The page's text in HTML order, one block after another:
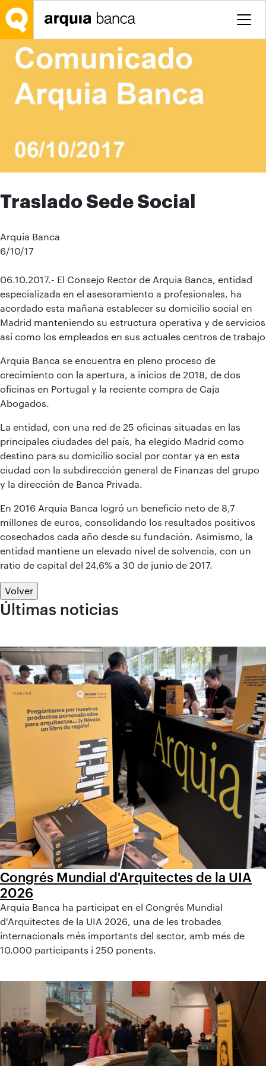
Salta al contingut principal
Traslado Sede Social
Arquia Banca
6/10/17
06.10.2017.- El Consejo Rector de Arquia Banca, entidad
especializada en el asesoramiento a profesionales, ha
acordado esta mañana establecer su domicilio social en
Madrid manteniendo su estructura operativa y de servicios
así como los empleados en sus actuales centros de trabajo
Arquia Banca se encuentra en pleno proceso de
crecimiento con la apertura, a inicios de 2018, de dos
oficinas en Portugal y la reciente compra de Caja
Abogados.
La entidad, con una red de 25 oficinas situadas en las
principales ciudades del país, ha elegido Madrid como
destino para su domicilio social por contar ya en esta
ciudad con la subdirección general de Finanzas del grupo
y la dirección de Banca Privada.
En 2016 Arquia Banca logró un beneficio neto de 8,7
millones de euros, consolidando los resultados positivos
cosechados cada año desde su fundación. Asimismo, la
entidad mantiene un elevado nivel de solvencia, con un
ratio de capital del 24,6% a 30 de junio de 2017.
Volver
Últimas noticias
Congrés Mundial d'Arquitectes de la UIA
2026
Arquia Banca ha participat en el Congrés Mundial
d'Arquitectes de la UIA 2026, una de les trobades
internacionals més importants del sector, amb més de
10.000 participants i 250 ponents.